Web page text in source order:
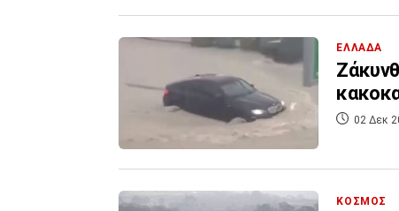
ΕΛΛΑΔΑ
02 Δεκ
ΚΟΣΜΟΣ